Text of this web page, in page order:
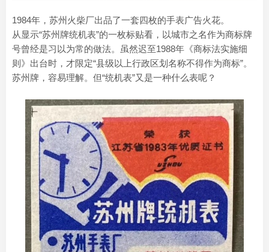
1984年，苏州火柴厂出品了一套四枚的手表广告火花。
从显示“苏州牌统机表”的一枚标贴看，以城市之名作为商标牌
号曾经是习以为常的做法。虽然迟至1988年《商标法实施细
则》出台时，才限定“县级以上行政区划名称不得作为商标”。
苏州牌，容易理解。但“统机表”又是一种什么表呢？